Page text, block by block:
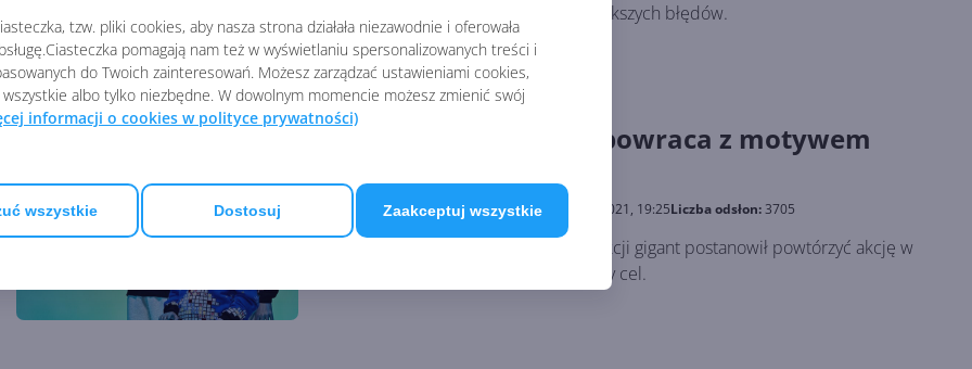
tzw. pliki cookies, aby nasza strona działała niezawodnie i oferowała
pomagają nam też w wyświetlaniu spersonalizowanych treści i
do Twoich zainteresowań. Możesz zarządzać ustawieniami cookies,
albo tylko niezbędne. W dowolnym momencie możesz zmienić swój
informacji o cookies w polityce prywatności)
wszystkie Dostosuj Zaakceptuj wszystkie
Pakiety poprawiają kilka mniejszych i większych błędów.
Windows Ugly Sweater powraca z motywem
Krzysztof SulikowskiOpublikowano: 30.11.2021, 19:25Liczba odsłon:3705
Po sporym sukcesie tej limitowanej kolekcji gigant postanowił powtórzyć akcję w
tym roku. Część dochodu trafi na szczytny cel.